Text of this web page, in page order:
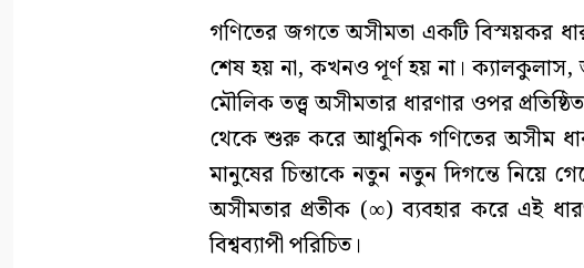
গণিতের জগতে অসীমতা একটি বিস্ময়কর
শেষ হয় না, কখনও পূর্ণ হয় না। ক্যালকুলাস,
মৌলিক তত্ত্ব অসীমতার ধারণার ওপর
থেকে শুরু করে আধুনিক গণিতের অসীম ধারা
মানুষের চিন্তাকে নতুন নতুন দিগন্তে নিয়ে
অসীমতার প্রতীক (∞) ব্যবহার করে এই
বিশ্বব্যাপী পরিচিত।